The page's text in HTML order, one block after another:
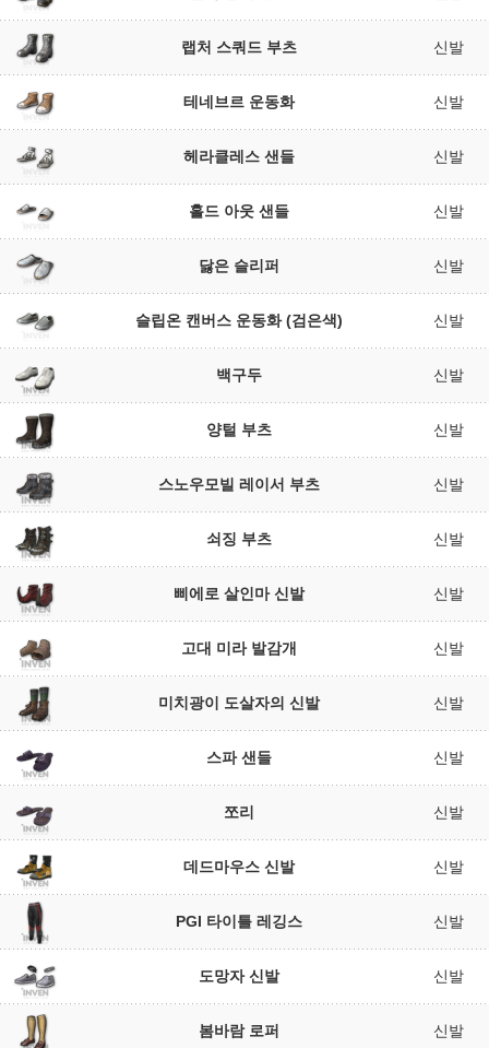
랩처 스쿼드 부츠 신발
테네브르 운동화 신발
헤라클레스 샌들 신발
홀드 아웃 샌들 신발
닳은 슬리퍼 신발
슬립온 캔버스 운동화 (검은색) 신발
백구두 신발
양털 부츠 신발
스노우모빌 레이서 부츠 신발
쇠징 부츠 신발
삐에로 살인마 신발 신발
고대 미라 발감개 신발
미치광이 도살자의 신발 신발
스파 샌들 신발
쪼리 신발
데드마우스 신발 신발
PGI 타이틀 레깅스 신발
도망자 신발 신발
봄바람 로퍼 신발